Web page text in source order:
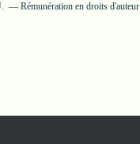
Rémunération en droits d'auteur